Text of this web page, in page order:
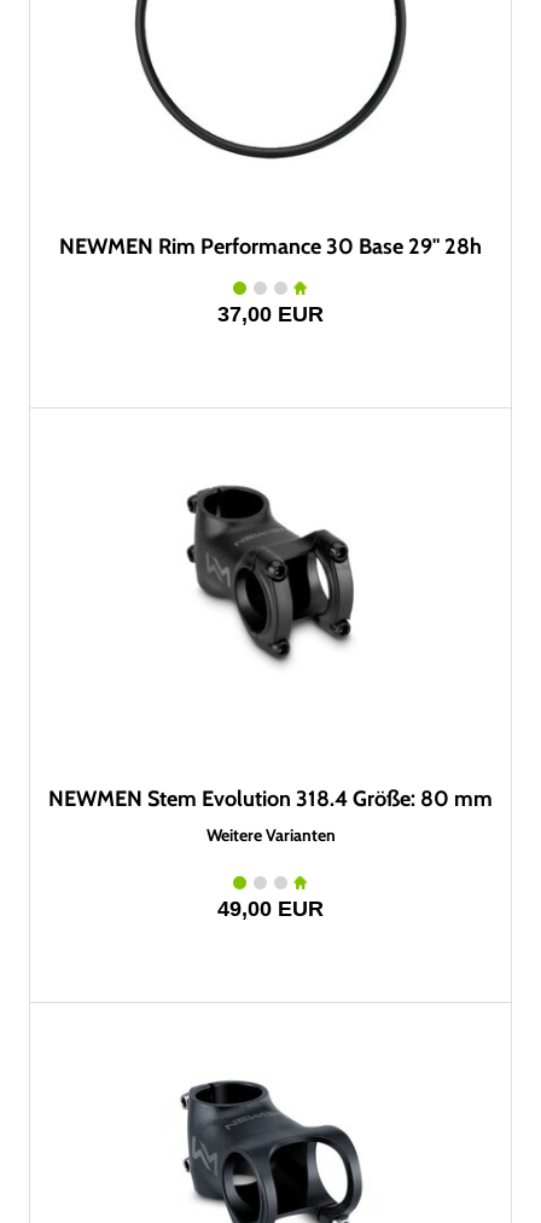
NEWMEN Rim Performance 30 Base 29" 28h
37,00 EUR
NEWMEN Stem Evolution 318.4 Größe: 80 mm
Weitere Varianten
49,00 EUR